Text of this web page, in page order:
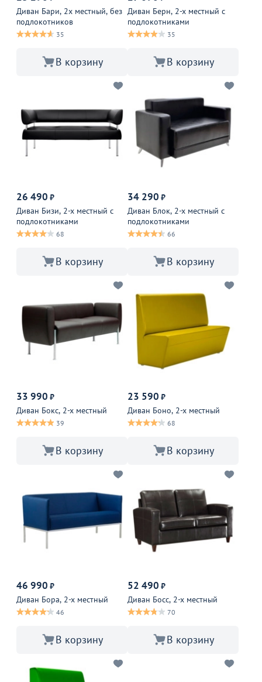
Диван Бари, 2х местный, без
подлокотников
35
В корзину
Диван Берн, 2-х местный с
подлокотниками
35
В корзину
26 490 ₽
Диван Бизи, 2-х местный с
подлокотниками
68
В корзину
34 290 ₽
Диван Блок, 2-х местный с
подлокотниками
66
В корзину
33 990 ₽
Диван Бокс, 2-х местный
39
В корзину
23 590 ₽
Диван Боно, 2-х местный
68
В корзину
46 990 ₽
Диван Бора, 2-х местный
46
В корзину
52 490 ₽
Диван Босс, 2-х местный
70
В корзину